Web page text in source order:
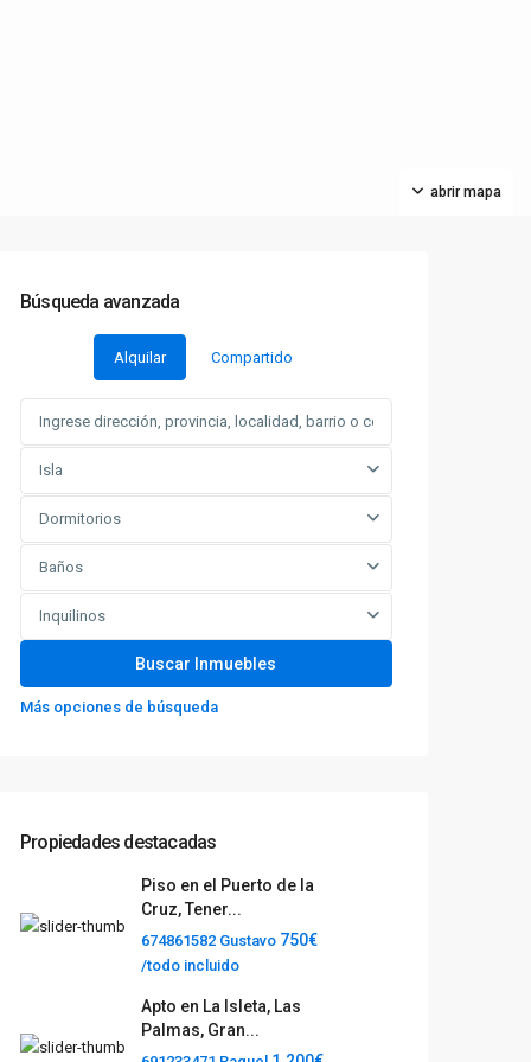
abrir mapa
Búsqueda avanzada
Alquilar Compartido
Isla
Dormitorios
Baños
Inquilinos
Más opciones de búsqueda
Propiedades destacadas
Piso en el Puerto de la
Cruz, Tener...
674861582 Gustavo 750€
/todo incluido
Apto en La Isleta, Las
Palmas, Gran...